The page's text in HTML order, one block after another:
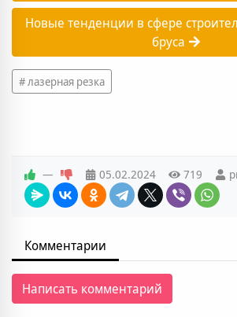
Новые тенденции в сфере
бруса
лазерная резка
— 05.02.2024 719
Комментарии
Написать комментарий